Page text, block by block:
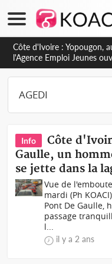
Côte d'Ivoire : Yopougon,
l'Agence Emploi Jeunes
pour la jeunesse ivoirienne
Info
Côte
Gaulle, un
se jette dans la
Vue de
mardi (Ph
Pont De Gaulle,
passage
l...
il y a 2 ans